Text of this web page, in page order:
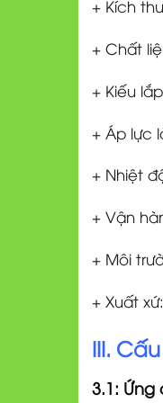
+ Kích
+ Chất
+ Kiếu
+ Áp lực
+ Nhiệt
+ Vận
+ Môi
+ Xuất
III.
3.1: